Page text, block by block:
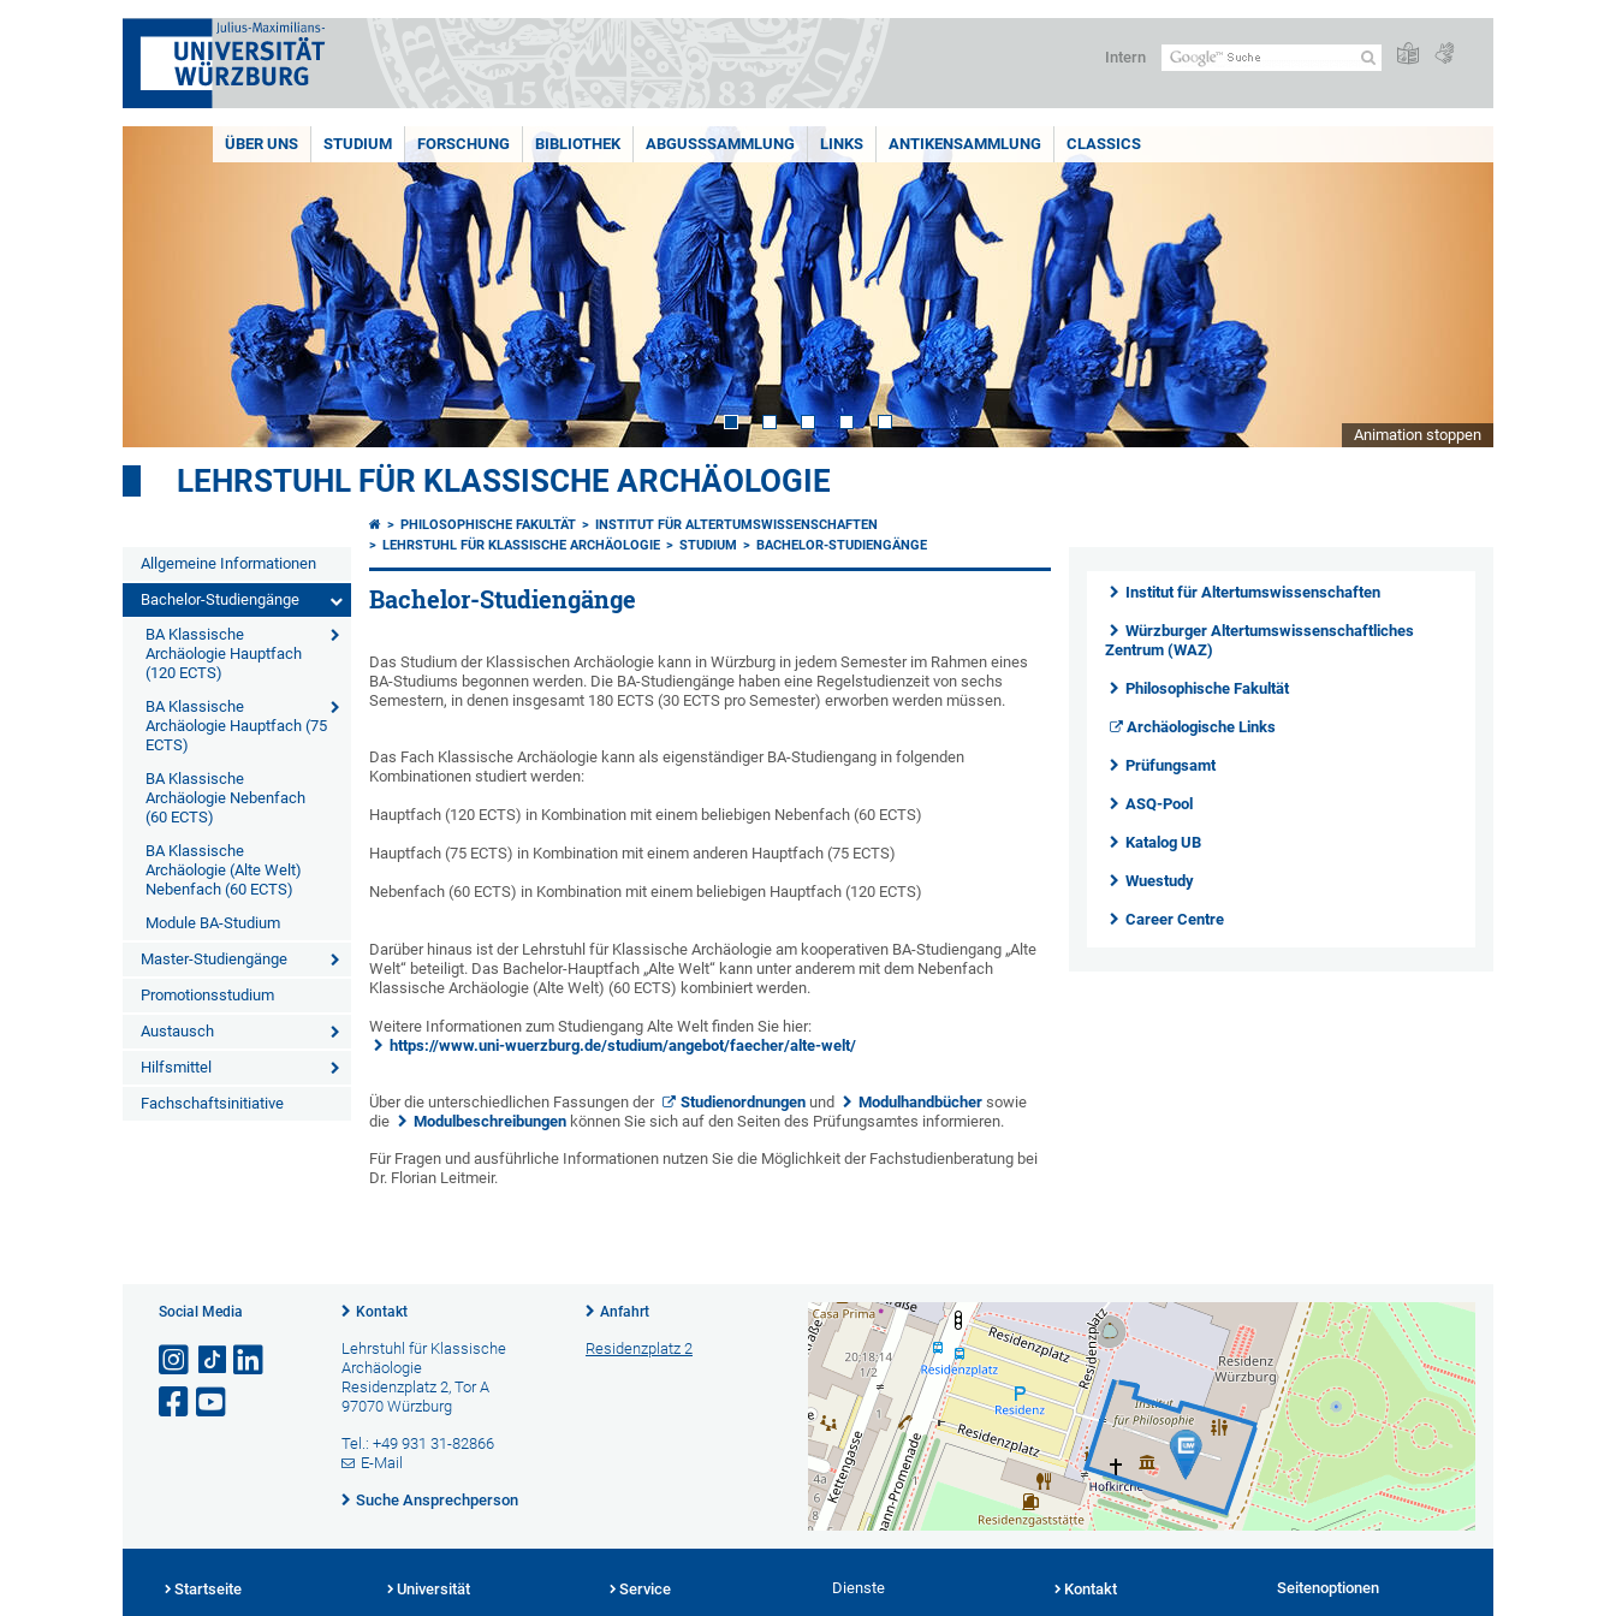
Intern
ÜBER UNS STUDIUM FORSCHUNG BIBLIOTHEK ABGUSSSAMMLUNG LINKS ANTIKENSAMMLUNG CLASSICS
Animation stoppen
LEHRSTUHL FÜR KLASSISCHE ARCHÄOLOGIE
Allgemeine Informationen
Bachelor-Studiengänge
BA Klassische
Archäologie Hauptfach
(120 ECTS)
BA Klassische
Archäologie Hauptfach (75
ECTS)
BA Klassische
Archäologie Nebenfach
(60 ECTS)
BA Klassische
Archäologie (Alte Welt)
Nebenfach (60 ECTS)
Module BA-Studium
Master-Studiengänge
Promotionsstudium
Austausch
Hilfsmittel
Fachschaftsinitiative
PHILOSOPHISCHE FAKULTÄT
INSTITUT FÜR ALTERTUMSWISSENSCHAFTEN
LEHRSTUHL FÜR KLASSISCHE ARCHÄOLOGIE
STUDIUM BACHELOR-STUDIENGÄNGE
Bachelor-Studiengänge
Das Studium der Klassischen Archäologie kann in Würzburg in jedem Semester im Rahmen eines
BA-Studiums begonnen werden. Die BA-Studiengänge haben eine Regelstudienzeit von sechs
Semestern, in denen insgesamt 180 ECTS (30 ECTS pro Semester) erworben werden müssen.
Das Fach Klassische Archäologie kann als eigenständiger BA-Studiengang in folgenden
Kombinationen studiert werden:
Hauptfach (120 ECTS) in Kombination mit einem beliebigen Nebenfach (60 ECTS)
Hauptfach (75 ECTS) in Kombination mit einem anderen Hauptfach (75 ECTS)
Nebenfach (60 ECTS) in Kombination mit einem beliebigen Hauptfach (120 ECTS)
Darüber hinaus ist der Lehrstuhl für Klassische Archäologie am kooperativen BA-Studiengang „Alte
Welt“ beteiligt. Das Bachelor-Hauptfach „Alte Welt“ kann unter anderem mit dem Nebenfach
Klassische Archäologie (Alte Welt) (60 ECTS) kombiniert werden.
Weitere Informationen zum Studiengang Alte Welt finden Sie hier:
https://www.uni-wuerzburg.de/studium/angebot/faecher/alte-welt/
Über die unterschiedlichen Fassungen der Studienordnungenund Modulhandbüchersowie
die
Modulbeschreibungen können Sie sich auf den Seiten des Prüfungsamtes informieren.
Für Fragen und ausführliche Informationen nutzen Sie die Möglichkeit der Fachstudienberatung bei
Dr. Florian Leitmeir.
Institut für Altertumswissenschaften
Würzburger Altertumswissenschaftliches
Zentrum (WAZ)
Philosophische Fakultät
Archäologische Links
Prüfungsamt
ASQ-Pool
Katalog UB
Wuestudy
Career Centre
Social Media Kontakt
Lehrstuhl für Klassische
Archäologie
Residenzplatz 2, Tor A
97070 Würzburg
Tel.: +49 931 31-82866
E-Mail
Suche Ansprechperson
Anfahrt
Residenzplatz 2
Startseite Universität Service Dienste Kontakt Seitenoptionen